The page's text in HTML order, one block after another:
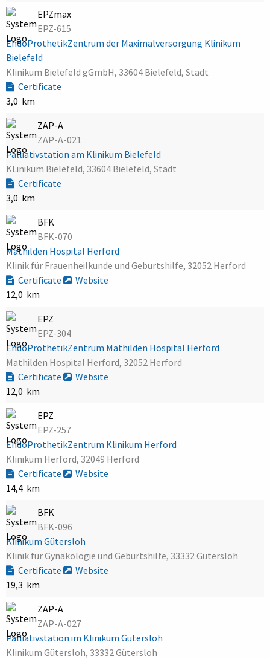
EPZmax
EPZ-615
EndoProthetikZentrum der Maximalversorgung Klinikum
Bielefeld
Klinikum Bielefeld gGmbH, 33604 Bielefeld, Stadt
Certificate
3,0 km
ZAP-A
ZAP-A-021
Palliativstation am Klinikum Bielefeld
KLinikum Bielefeld, 33604 Bielefeld, Stadt
Certificate
3,0 km
BFK
BFK-070
Mathilden Hospital Herford
Klinik für Frauenheilkunde und Geburtshilfe, 32052 Herford
Certificate
Website
12,0 km
EPZ
EPZ-304
EndoProthetikZentrum Mathilden Hospital Herford
Mathilden Hospital Herford, 32052 Herford
Certificate
Website
12,0 km
EPZ
EPZ-257
EndoProthetikZentrum Klinikum Herford
Klinikum Herford, 32049 Herford
Certificate
Website
14,4 km
BFK
BFK-096
Klinikum Gütersloh
Klinik für Gynäkologie und Geburtshilfe, 33332 Gütersloh
Certificate
Website
19,3 km
ZAP-A
ZAP-A-027
Palliativstation im Klinikum Gütersloh
Klinikum Gütersloh, 33332 Gütersloh